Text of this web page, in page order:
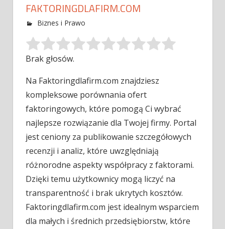
FAKTORINGDLAFIRM.COM
Biznes i Prawo
Brak głosów.
Na Faktoringdlafirm.com znajdziesz
kompleksowe porównania ofert
faktoringowych, które pomogą Ci wybrać
najlepsze rozwiązanie dla Twojej firmy. Portal
jest ceniony za publikowanie szczegółowych
recenzji i analiz, które uwzględniają
różnorodne aspekty współpracy z faktorami.
Dzięki temu użytkownicy mogą liczyć na
transparentność i brak ukrytych kosztów.
Faktoringdlafirm.com jest idealnym wsparciem
dla małych i średnich przedsiębiorstw, które